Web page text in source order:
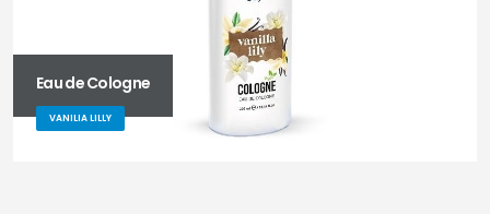
Eau de Cologne
VANILIA LILLY